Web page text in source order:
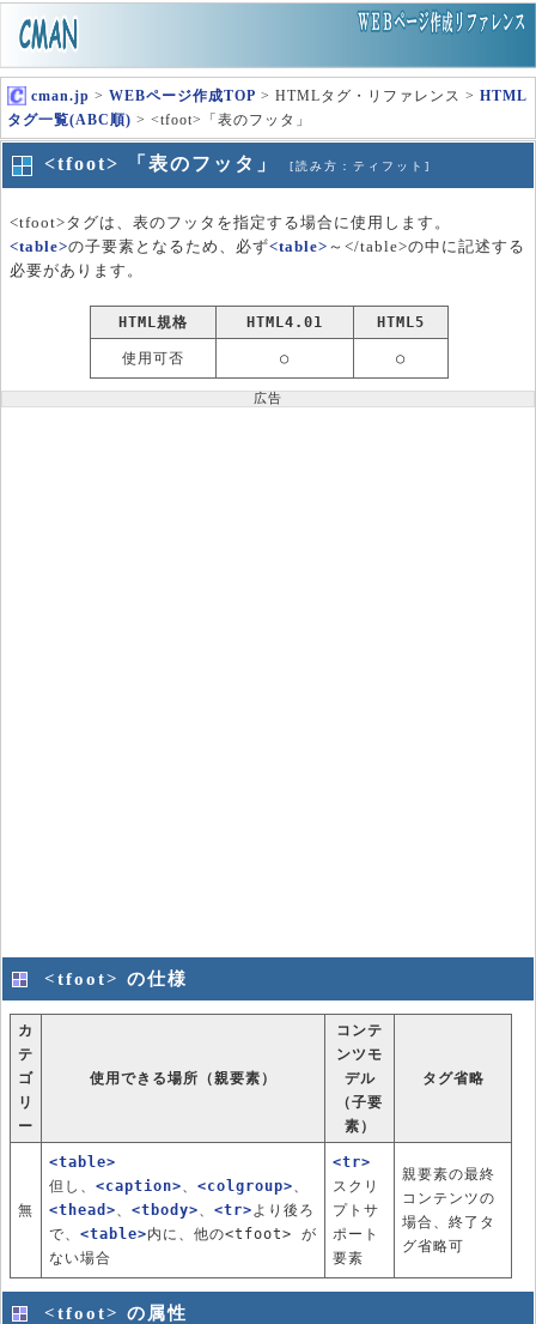
cman.jp > WEBページ作成TOP > HTMLタグ・リファレンス > HTML
タグ一覧(ABC順) > <tfoot>「表のフッタ」
<tfoot> 「表のフッタ」 [読み方：ティフット]
<tfoot>タグは、表のフッタを指定する場合に使用します。
<table>の子要素となるため、必ず<table> ～</table>の中に記述する
必要があります。
HTML規格 HTML4.01 HTML5
使用可否 ○ ○
広告
<tfoot> の仕様
カ
テ
ゴ
リ
ー
使用できる場所（親要素）
コンテ
ンツモ
デル
（子要
素）
タグ省略
無
<table>
但し、 <caption> <colgroup>
<thead>
<tbody> <tr> より後ろ
で、 <table>内に、他の<tfoot> が
ない場合
<tr>
スクリ
プトサ
ポート
要素
親要素の最終
コンテンツの
場合、終了タ
グ省略可
<tfoot> の属性